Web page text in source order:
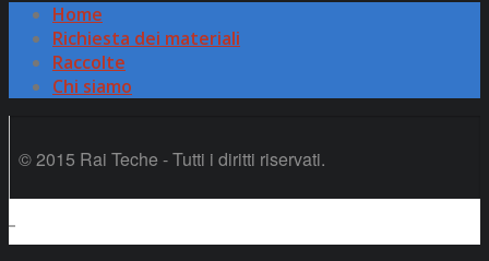
Home
Richiesta dei materiali
Raccolte
Chi siamo
© 2015 Rai Teche - Tutti i diritti riservati.